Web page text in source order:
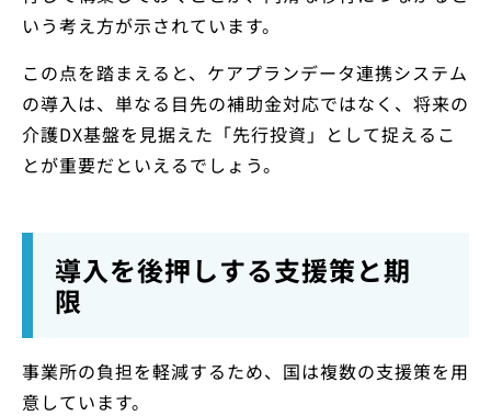
いう考え方が示されています。
この点を踏まえると、ケアプランデータ連携システム
の導入は、単なる目先の補助金対応ではなく、将来の
介護DX基盤を見据えた「先行投資」として捉えるこ
とが重要だといえるでしょう。
導入を後押しする支援策と期
限
事業所の負担を軽減するため、国は複数の支援策を用
意しています。